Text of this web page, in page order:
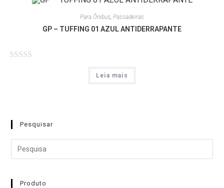
ã
5
Para Ônibus, Passadeiras
GP – TUFFING 01 AZUL ANTIDERRAPANTE
a
ç
0
Leia mais
Pesquisar
Produto